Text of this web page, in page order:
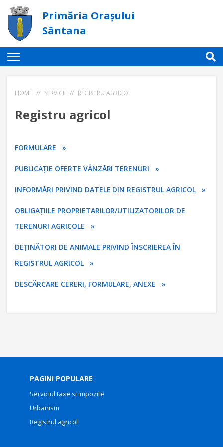
Primăria Orașului
Sântana
HOME // SERVICII // REGISTRU AGRICOL
Registru agricol
FORMULARE »
PUBLICAȚIE OFERTE VÂNZĂRI TERENURI »
INFORMĂRI PRIVIND DATELE DIN REGISTRUL AGRICOL »
OBLIGAȚIILE PROPRIETARILOR/UTILIZATORILOR DE
TERENURI AGRICOLE »
DEȚINĂTORI DE ANIMALE PRIVIND ÎNSCRIEREA ÎN
REGISTRUL AGRICOL »
DESCĂRCARE CERERI, FORMULARE, ANEXE »
PAGINI POPULARE
Serviciul taxe si impozite
Urbanism
Registrul agricol